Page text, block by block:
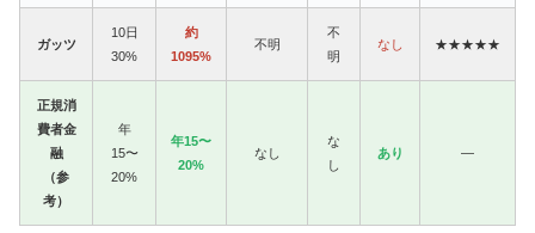
ガッツ
10日
30%
約
1095%
不明
不
明
なし ★★★★★
正規消
費者金
融
（参
考）
年
15〜
20%
年15〜
20%
なし
な
し
あり —